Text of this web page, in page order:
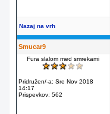
Nazaj na vrh
Smucar9
Fura slalom med smrekami
Pridružen/-a: Sre Nov 2018
14:17
Prispevkov: 562